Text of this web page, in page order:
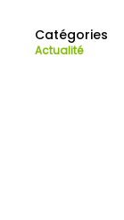
Catégories
Actualité